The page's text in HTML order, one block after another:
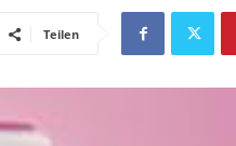
Teilen